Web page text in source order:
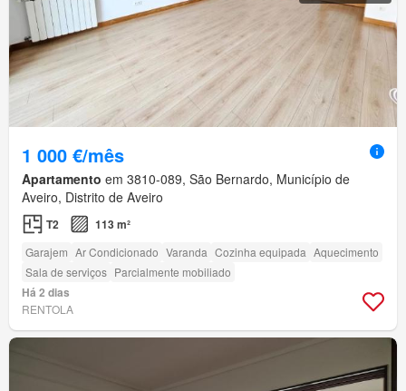
1 000 €/mês
Apartamento em 3810-089, São Bernardo, Município de
Aveiro, Distrito de Aveiro
T2 113 m²
Garajem Ar Condicionado Varanda Cozinha equipada Aquecimento
Sala de serviços Parcialmente mobiliado
Há 2 dias
RENTOLA